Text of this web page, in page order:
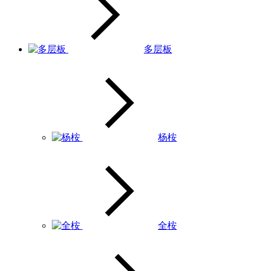
多层板
杨桉
全桉